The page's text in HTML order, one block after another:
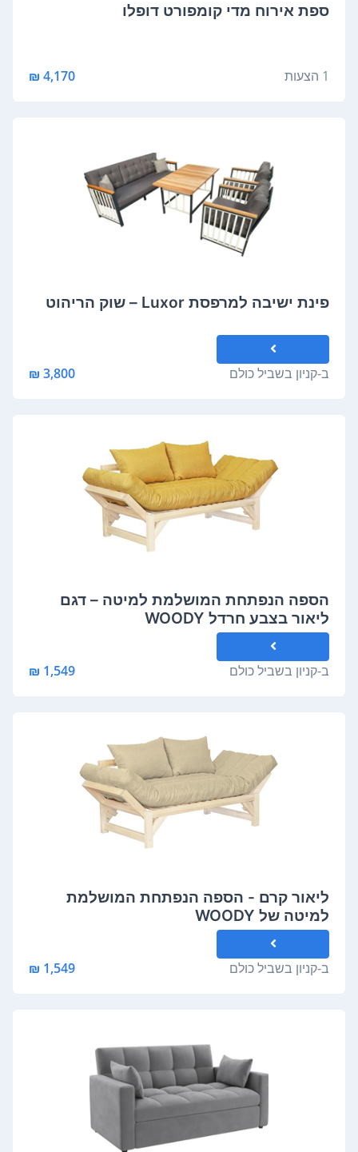
‏ספת אירוח ‏מדי קומפורט דופלו
1 הצעות 4,170 ₪
פינת ישיבה למרפסת Luxor – שוק הריהוט
ב-קניון בשביל כולם 3,800 ₪
הספה הנפתחת המושלמת למיטה – דגם
ליאור בצבע חרדל WOODY
ב-קניון בשביל כולם 1,549 ₪
ליאור קרם - הספה הנפתחת המושלמת
למיטה של WOODY
ב-קניון בשביל כולם 1,549 ₪